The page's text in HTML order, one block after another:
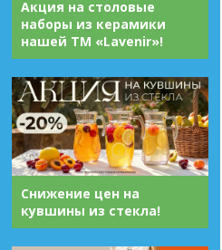
Акция на столовые
наборы из керамики
нашей ТМ «Lavenir»!
Снижение цен на
кувшины из стекла!